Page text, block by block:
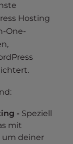
Hosting
One-
- Speziell
mit
um deiner